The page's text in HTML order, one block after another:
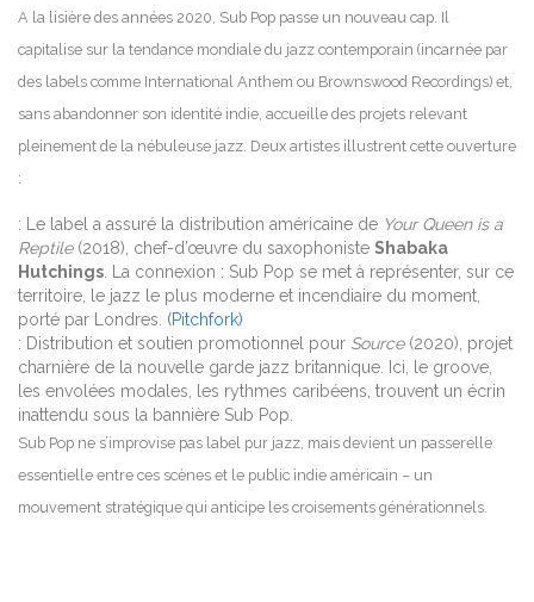
A la lisière des années 2020, Sub Pop passe un nouveau cap. Il
capitalise sur la tendance mondiale du jazz contemporain (incarnée par
des labels comme International Anthem ou Brownswood Recordings) et,
sans abandonner son identité indie, accueille des projets relevant
pleinement de la nébuleuse jazz. Deux artistes illustrent cette ouverture
:
: Le label a assuré la distribution américaine de Your Queen is a
Reptile(2018), chef-d’œuvre du saxophoniste Shabaka
Hutchings . La connexion : Sub Pop se met à représenter, sur ce
territoire, le jazz le plus moderne et incendiaire du moment,
porté par Londres. (Pitchfork)
: Distribution et soutien promotionnel pour Source(2020), projet
charnière de la nouvelle garde jazz britannique. Ici, le groove,
les envolées modales, les rythmes caribéens, trouvent un écrin
inattendu sous la bannière Sub Pop.
Sub Pop ne s’improvise pas label pur jazz, mais devient un passerelle
essentielle entre ces scènes et le public indie américain – un
mouvement stratégique qui anticipe les croisements générationnels.